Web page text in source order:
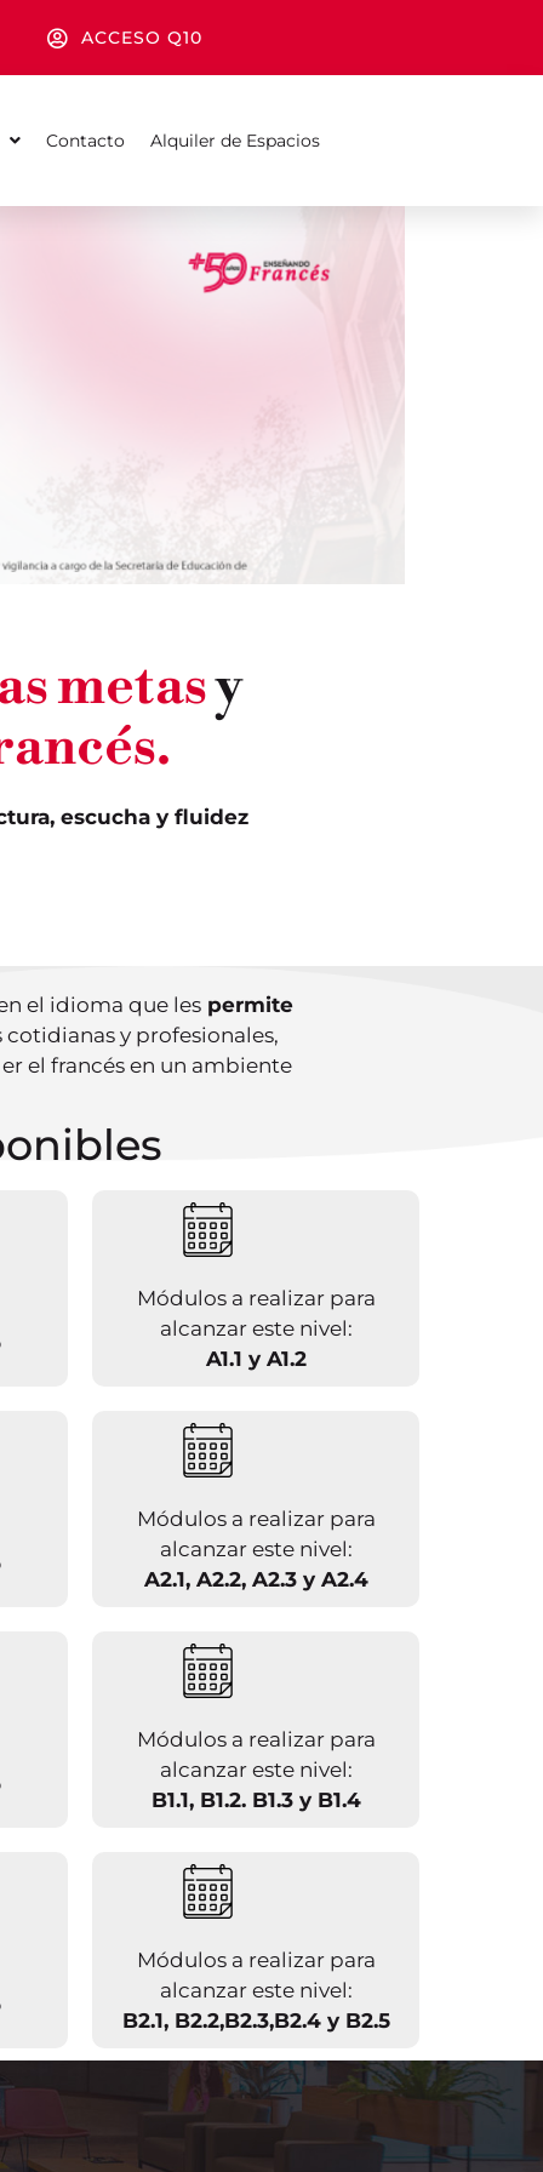
ACCESO Q10
Contacto Alquiler de Espacios
metasy
escucha y fluidez
el idioma que lespermite
cotidianas y profesionales,
el francés en un ambiente
Módulos a realizar para
alcanzar este nivel:
A1.1 y A1.2
Módulos a realizar para
alcanzar este nivel:
A2.1, A2.2, A2.3 y A2.4
Módulos a realizar para
alcanzar este nivel:
B1.1, B1.2. B1.3 y B1.4
Módulos a realizar para
alcanzar este nivel:
B2.1, B2.2,B2.3,B2.4 y B2.5